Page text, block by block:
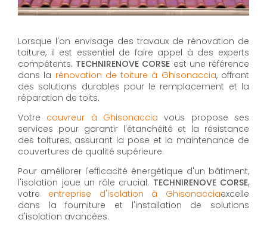
Lorsque l'on envisage des travaux de rénovation de
toiture, il est essentiel de faire appel à des experts
compétents. TECHNIRENOVE CORSE est une référence
dans la rénovation de toiture à Ghisonaccia, offrant
des solutions durables pour le remplacement et la
réparation de toits.
Votre couvreur à Ghisonaccia vous propose ses
services pour garantir l'étanchéité et la résistance
des toitures, assurant la pose et la maintenance de
couvertures de qualité supérieure.
Pour améliorer l'efficacité énergétique d'un bâtiment,
l'isolation joue un rôle crucial. TECHNIRENOVE CORSE,
votre entreprise d'isolation à Ghisonacciaexcelle
dans la fourniture et l'installation de solutions
d'isolation avancées.